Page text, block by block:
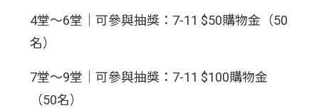
4堂～6堂｜可參與抽獎：7-11 $50購物金（50
名）
7堂～9堂｜可參與抽獎：7-11 $100購物金
（50名）